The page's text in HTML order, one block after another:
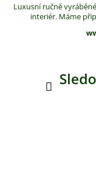
Luxusní ručně
interiér. Máme